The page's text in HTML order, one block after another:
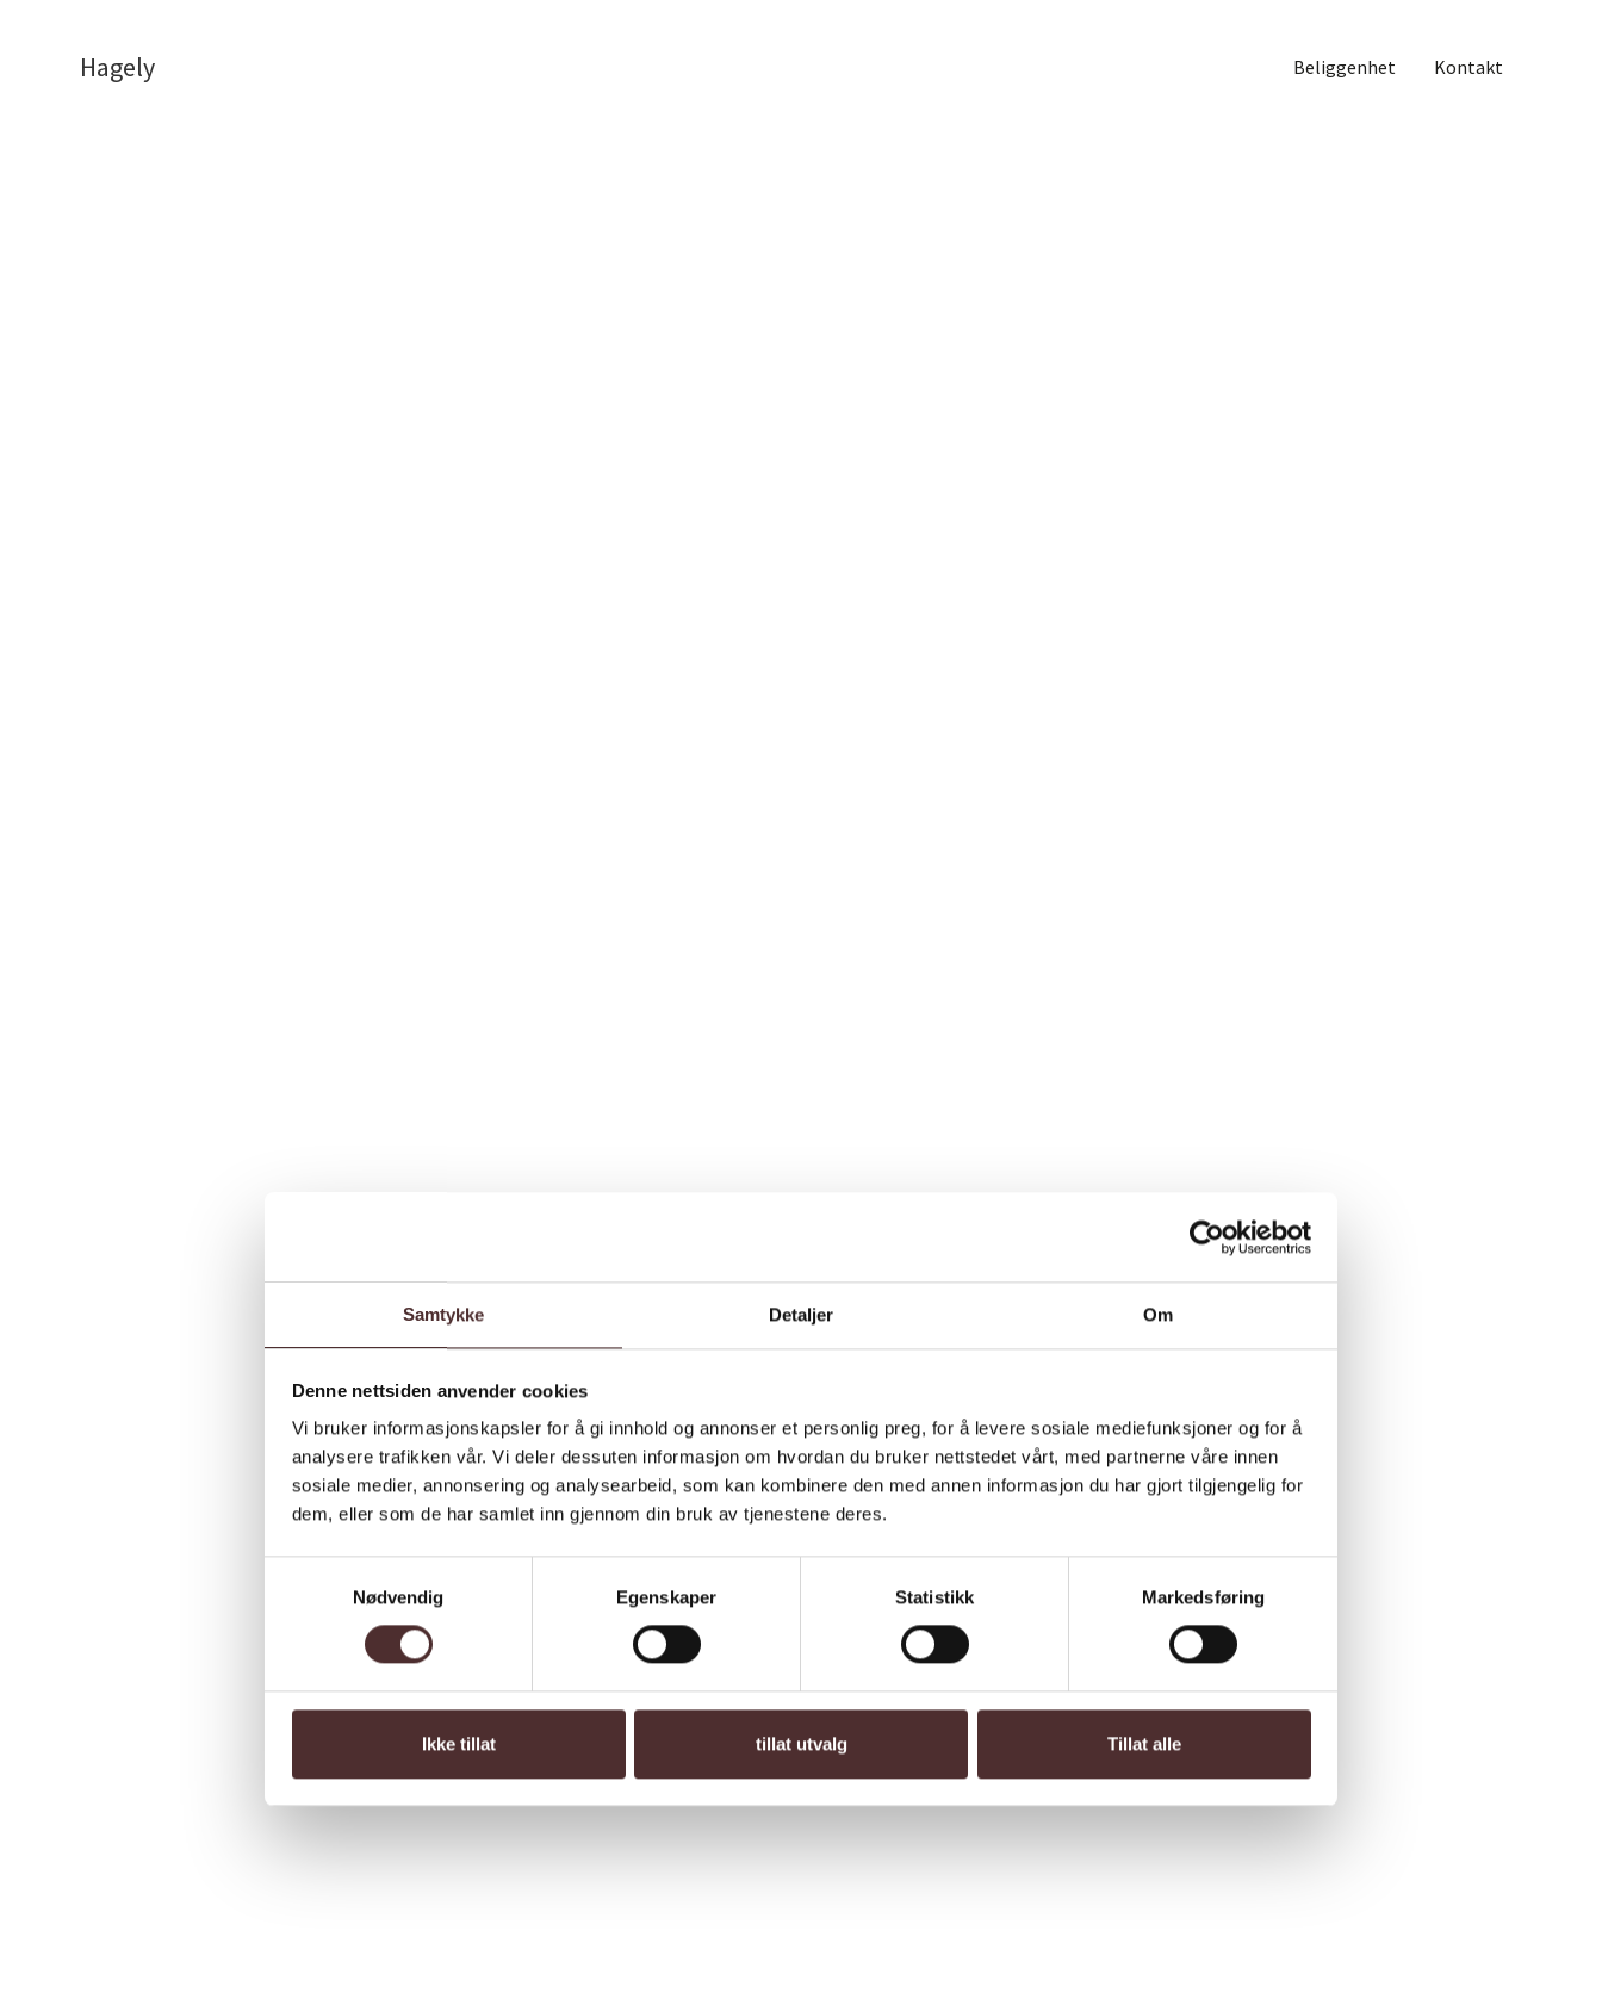
Samtykke Detaljer Om
Denne nettsiden anvender cookies
Vi bruker informasjonskapsler for å gi innhold og annonser et personlig preg, for å levere sosiale mediefunksjoner og for å
analysere trafikken vår. Vi deler dessuten informasjon om hvordan du bruker nettstedet vårt, med partnerne våre innen
sosiale medier, annonsering og analysearbeid, som kan kombinere den med annen informasjon du har gjort tilgjengelig for
dem, eller som de har samlet inn gjennom din bruk av tjenestene deres.
Nødvendig
Egenskaper Statistikk Markedsføring
Ikke tillat tillat utvalg Tillat alle
Hagely Beliggenhet Kontakt